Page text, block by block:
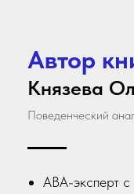
Автор
Князева
Поведенческий
АВА-эксперт с